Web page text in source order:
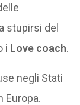
stupirsi del
i Love coach.
negli Stati
Europa.